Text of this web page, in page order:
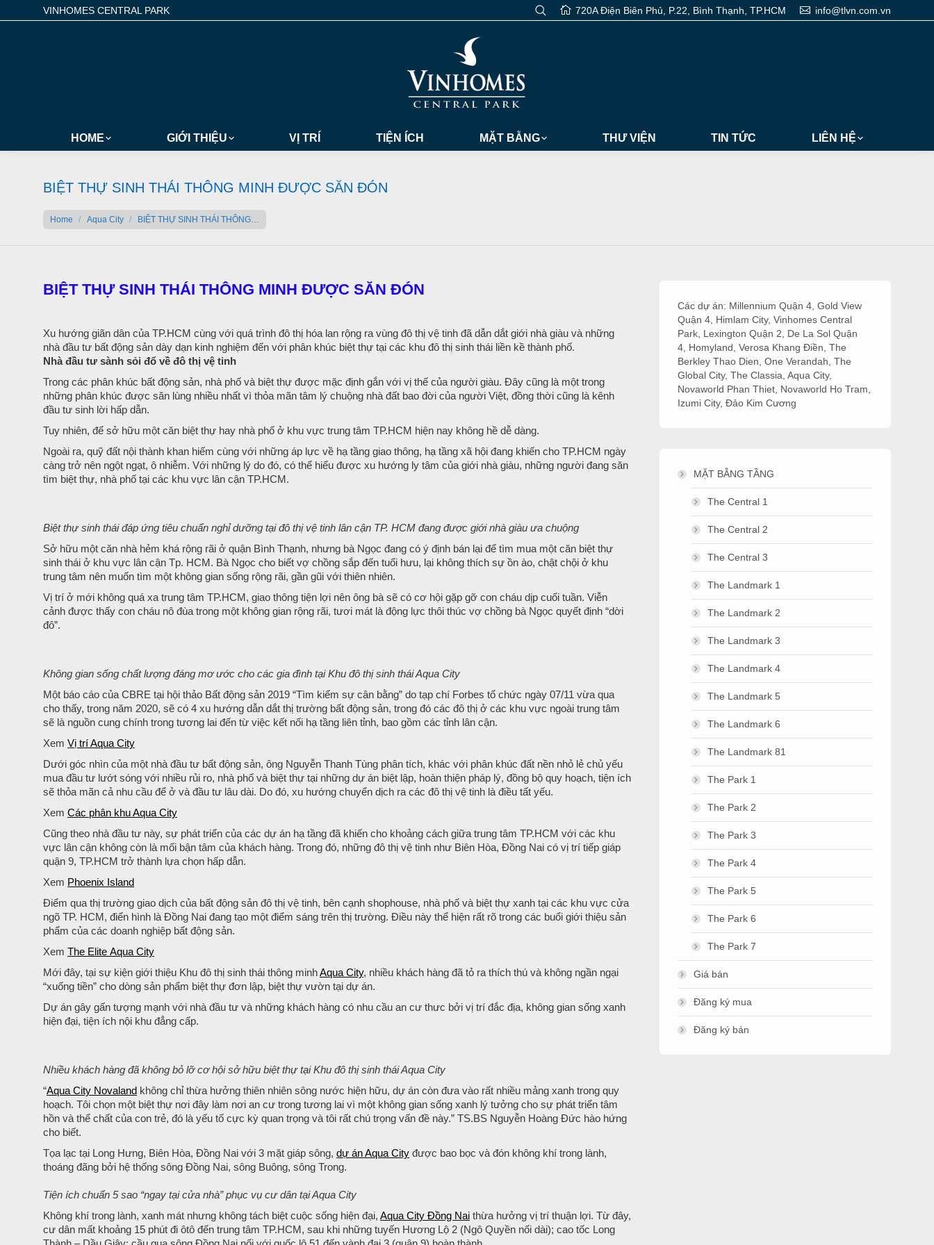
VINHOMES CENTRAL PARK 720A Điện Biên Phủ, P.22, Bình Thạnh, TP.HCM info@tlvn.com.vn
HOME GIỚI THIỆU VỊ TRÍ TIỆN ÍCH MẶT BẰNG THƯ VIỆN TIN TỨC LIÊN HỆ
BIỆT THỰ SINH THÁI THÔNG MINH ĐƯỢC SĂN ĐÓN
Home Aqua City BIỆT THỰ SINH THÁI THÔNG…
BIỆT THỰ SINH THÁI THÔNG MINH ĐƯỢC SĂN ĐÓN
Xu hướng giãn dân của TP.HCM cùng với quá trình đô thị hóa lan rộng ra vùng đô thị vệ tinh đã dẫn dắt giới nhà giàu và những
nhà đầu tư bất động sản dày dạn kinh nghiệm đến với phân khúc biệt thự tại các khu đô thị sinh thái liền kề thành phố.
Nhà đầu tư sành sỏi đổ về đô thị vệ tinh
Trong các phân khúc bất động sản, nhà phố và biệt thự được mặc định gắn với vị thế của người giàu. Đây cũng là một trong
những phân khúc được săn lùng nhiều nhất vì thỏa mãn tâm lý chuộng nhà đất bao đời của người Việt, đồng thời cũng là kênh
đầu tư sinh lời hấp dẫn.
Tuy nhiên, để sở hữu một căn biệt thự hay nhà phố ở khu vực trung tâm TP.HCM hiện nay không hề dễ dàng.
Ngoài ra, quỹ đất nội thành khan hiếm cùng với những áp lực về hạ tầng giao thông, hạ tầng xã hội đang khiến cho TP.HCM ngày
càng trở nên ngột ngạt, ô nhiễm. Với những lý do đó, có thể hiểu được xu hướng ly tâm của giới nhà giàu, những người đang săn
tìm biệt thự, nhà phố tại các khu vực lân cận TP.HCM.
Biệt thự sinh thái đáp ứng tiêu chuẩn nghỉ dưỡng tại đô thị vệ tinh lân cận TP. HCM đang được giới nhà giàu ưa chuộng
Sở hữu một căn nhà hẻm khá rộng rãi ở quận Bình Thạnh, nhưng bà Ngọc đang có ý định bán lại để tìm mua một căn biệt thự
sinh thái ở khu vực lân cận Tp. HCM. Bà Ngọc cho biết vợ chồng sắp đến tuổi hưu, lại không thích sự ồn ào, chật chội ở khu
trung tâm nên muốn tìm một không gian sống rộng rãi, gần gũi với thiên nhiên.
Vị trí ở mới không quá xa trung tâm TP.HCM, giao thông tiện lợi nên ông bà sẽ có cơ hội gặp gỡ con cháu dịp cuối tuần. Viễn
cảnh được thấy con cháu nô đùa trong một không gian rộng rãi, tươi mát là động lực thôi thúc vợ chồng bà Ngọc quyết định “dời
đô”.
Không gian sống chất lượng đáng mơ ước cho các gia đình tại Khu đô thị sinh thái Aqua City
Một báo cáo của CBRE tại hội thảo Bất động sản 2019 “Tìm kiếm sự cân bằng” do tạp chí Forbes tổ chức ngày 07/11 vừa qua
cho thấy, trong năm 2020, sẽ có 4 xu hướng dẫn dắt thị trường bất động sản, trong đó các đô thị ở các khu vực ngoài trung tâm
sẽ là nguồn cung chính trong tương lai đến từ việc kết nối hạ tầng liên tỉnh, bao gồm các tỉnh lân cận.
Xem Vị trí Aqua City
Dưới góc nhìn của một nhà đầu tư bất động sản, ông Nguyễn Thanh Tùng phân tích, khác với phân khúc đất nền nhỏ lẻ chủ yếu
mua đầu tư lướt sóng với nhiều rủi ro, nhà phố và biệt thự tại những dự án biệt lập, hoàn thiện pháp lý, đồng bộ quy hoạch, tiện ích
sẽ thỏa mãn cả nhu cầu để ở và đầu tư lâu dài. Do đó, xu hướng chuyển dịch ra các đô thị vệ tinh là điều tất yếu.
Xem Các phân khu Aqua City
Cũng theo nhà đầu tư này, sự phát triển của các dự án hạ tầng đã khiến cho khoảng cách giữa trung tâm TP.HCM với các khu
vực lân cận không còn là mối bận tâm của khách hàng. Trong đó, những đô thị vệ tinh như Biên Hòa, Đồng Nai có vị trí tiếp giáp
quận 9, TP.HCM trở thành lựa chọn hấp dẫn.
Xem Phoenix Island
Điểm qua thị trường giao dịch của bất động sản đô thị vệ tinh, bên cạnh shophouse, nhà phố và biệt thự xanh tại các khu vực cửa
ngõ TP. HCM, điển hình là Đồng Nai đang tạo một điểm sáng trên thị trường. Điều này thể hiện rất rõ trong các buổi giới thiệu sản
phẩm của các doanh nghiệp bất động sản.
Xem The Elite Aqua City
Mới đây, tại sự kiện giới thiệu Khu đô thị sinh thái thông minhAqua City, nhiều khách hàng đã tỏ ra thích thú và không ngần ngại
“xuống tiền” cho dòng sản phẩm biệt thự đơn lập, biệt thự vườn tại dự án.
Dự án gây gấn tượng mạnh với nhà đầu tư và những khách hàng có nhu cầu an cư thưc bởi vị trí đắc địa, không gian sống xanh
hiện đại, tiện ích nội khu đẳng cấp.
Nhiều khách hàng đã không bỏ lỡ cơ hội sở hữu biệt thự tại Khu đô thị sinh thái Aqua City
“Aqua City Novaland không chỉ thừa hưởng thiên nhiên sông nước hiện hữu, dự án còn đưa vào rất nhiều mảng xanh trong quy
hoạch. Tôi chọn một biệt thự nơi đây làm nơi an cư trong tương lai vì một không gian sống xanh lý tưởng cho sự phát triển tâm
hồn và thể chất của con trẻ, đó là yếu tố cực kỳ quan trọng và tôi rất chú trọng vấn đề này.” TS.BS Nguyễn Hoàng Đức hào hứng
cho biết.
Tọa lạc tại Long Hưng, Biên Hòa, Đồng Nai với 3 mặt giáp sông, dự án Aqua City được bao bọc và đón không khí trong lành,
thoáng đãng bởi hệ thống sông Đồng Nai, sông Buông, sông Trong.
Tiện ích chuẩn 5 sao “ngay tại cửa nhà” phục vụ cư dân tại Aqua City
Không khí trong lành, xanh mát nhưng không tách biệt cuộc sống hiện đại, Aqua City Đồng Nai thừa hưởng vị trí thuận lợi. Từ đây,
cư dân mất khoảng 15 phút đi ôtô đến trung tâm TP.HCM, sau khi những tuyến Hương Lộ 2 (Ngô Quyền nối dài); cao tốc Long
Các dự án: Millennium Quận 4 ,Gold View
Quận 4 Himlam City,Vinhomes Central
Park Lexington Quận 2
De La Sol Quận
4 Homyland ,Verosa Khang Điền ,The
Berkley Thao Dien ,One Verandah ,The
Global City,The Classia ,Aqua City,
Novaworld Phan Thiet Novaworld Ho Tram
Izumi City,Đảo Kim Cương
MẶT BẰNG TẦNG
The Central 1
The Central 2
The Central 3
The Landmark 1
The Landmark 2
The Landmark 3
The Landmark 4
The Landmark 5
The Landmark 6
The Landmark 81
The Park 1
The Park 2
The Park 3
The Park 4
The Park 5
The Park 6
The Park 7
Giá bán
Đăng ký mua
Đăng ký bán